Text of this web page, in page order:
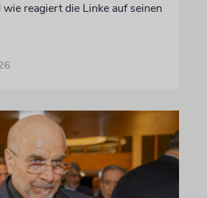
reagiert die Linke auf seinen